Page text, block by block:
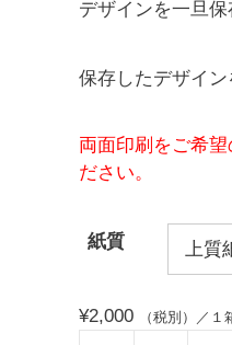
デザインを一旦
保存したデザイ
両面印刷をご希
ださい。
紙質
¥2,000 （税別）／１